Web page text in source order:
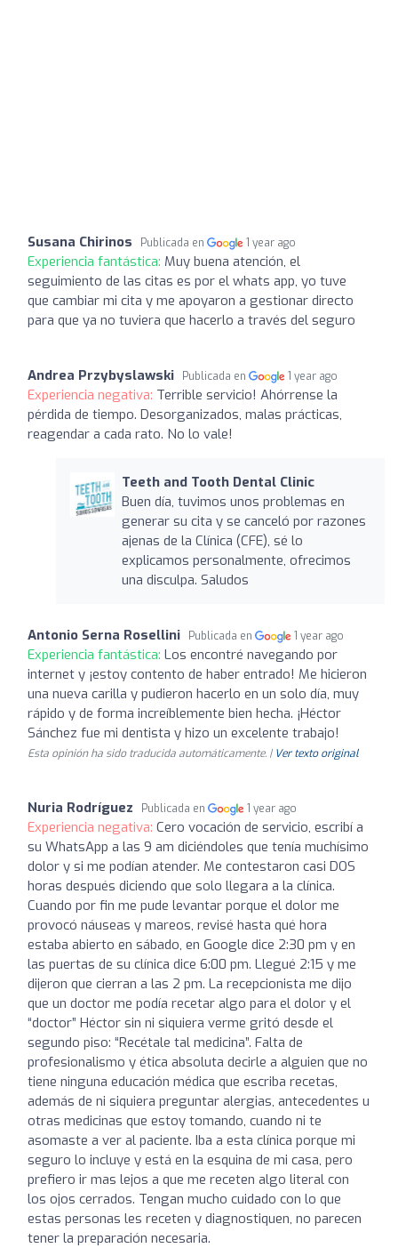
Susana Chirinos Publicada en 1 year ago
Experiencia fantástica: Muy buena atención, el
seguimiento de las citas es por el whats app, yo tuve
que cambiar mi cita y me apoyaron a gestionar directo
para que ya no tuviera que hacerlo a través del seguro
Andrea Przybyslawski Publicada en 1 year ago
Experiencia negativa: Terrible servicio! Ahórrense la
pérdida de tiempo. Desorganizados, malas prácticas,
reagendar a cada rato. No lo vale!
Teeth and Tooth Dental Clinic
Buen día, tuvimos unos problemas en
generar su cita y se canceló por razones
ajenas de la Clínica (CFE), sé lo
explicamos personalmente, ofrecimos
una disculpa. Saludos
Antonio Serna Rosellini Publicada en 1 year ago
Experiencia fantástica: Los encontré navegando por
internet y ¡estoy contento de haber entrado! Me hicieron
una nueva carilla y pudieron hacerlo en un solo día, muy
rápido y de forma increíblemente bien hecha. ¡Héctor
Sánchez fue mi dentista y hizo un excelente trabajo!
Esta opinión ha sido traducida automáticamente. | Ver texto original
Nuria Rodríguez Publicada en 1 year ago
Experiencia negativa: Cero vocación de servicio, escribí a
su WhatsApp a las 9 am diciéndoles que tenía muchísimo
dolor y si me podían atender. Me contestaron casi DOS
horas después diciendo que solo llegara a la clínica.
Cuando por fin me pude levantar porque el dolor me
provocó náuseas y mareos, revisé hasta qué hora
estaba abierto en sábado, en Google dice 2:30 pm y en
las puertas de su clínica dice 6:00 pm. Llegué 2:15 y me
dijeron que cierran a las 2 pm. La recepcionista me dijo
que un doctor me podía recetar algo para el dolor y el
“doctor” Héctor sin ni siquiera verme gritó desde el
segundo piso: “Recétale tal medicina”. Falta de
profesionalismo y ética absoluta decirle a alguien que no
tiene ninguna educación médica que escriba recetas,
además de ni siquiera preguntar alergias, antecedentes u
otras medicinas que estoy tomando, cuando ni te
asomaste a ver al paciente. Iba a esta clínica porque mi
seguro lo incluye y está en la esquina de mi casa, pero
prefiero ir mas lejos a que me receten algo literal con
los ojos cerrados. Tengan mucho cuidado con lo que
estas personas les receten y diagnostiquen, no parecen
tener la preparación necesaria.